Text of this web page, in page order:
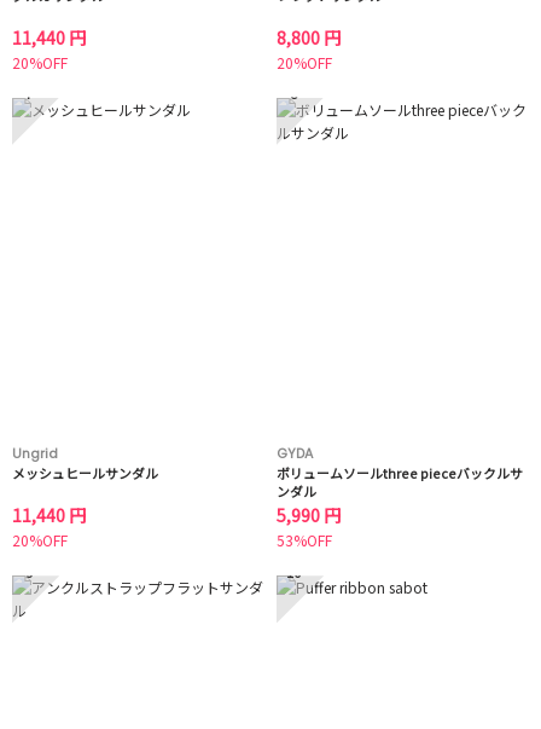
11,440 円
20%OFF
8,800 円
20%OFF
7
Ungrid
メッシュヒールサンダル
11,440 円
20%OFF
8
GYDA
ボリュームソールthree pieceバックルサ
ンダル
5,990 円
53%OFF
9 10